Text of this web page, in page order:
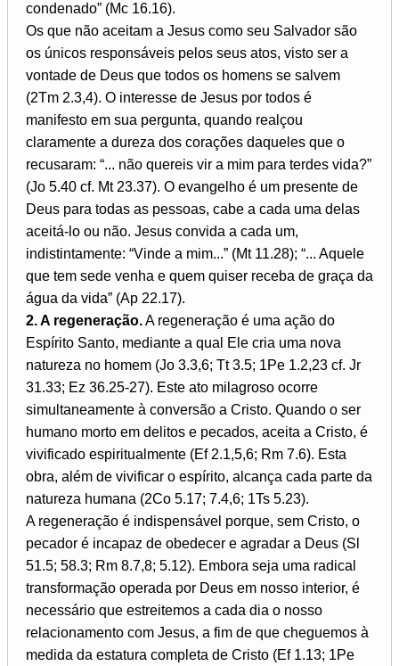
condenado” (Mc 16.16).
Os que não aceitam a Jesus como seu Salvador são
os únicos responsáveis pelos seus atos, visto ser a
vontade de Deus que todos os homens se salvem
(2Tm 2.3,4). O interesse de Jesus por todos é
manifesto em sua pergunta, quando realçou
claramente a dureza dos corações daqueles que o
recusaram: “... não quereis vir a mim para terdes vida?”
(Jo 5.40 cf. Mt 23.37). O evangelho é um presente de
Deus para todas as pessoas, cabe a cada uma delas
aceitá-lo ou não. Jesus convida a cada um,
indistintamente: “Vinde a mim...” (Mt 11.28); “... Aquele
que tem sede venha e quem quiser receba de graça da
água da vida” (Ap 22.17).
2. A regeneração.A regeneração é uma ação do
Espírito Santo, mediante a qual Ele cria uma nova
natureza no homem (Jo 3.3,6; Tt 3.5; 1Pe 1.2,23 cf. Jr
31.33; Ez 36.25-27). Este ato milagroso ocorre
simultaneamente à conversão a Cristo. Quando o ser
humano morto em delitos e pecados, aceita a Cristo, é
vivificado espiritualmente (Ef 2.1,5,6; Rm 7.6). Esta
obra, além de vivificar o espírito, alcança cada parte da
natureza humana (2Co 5.17; 7.4,6; 1Ts 5.23).
A regeneração é indispensável porque, sem Cristo, o
pecador é incapaz de obedecer e agradar a Deus (Sl
51.5; 58.3; Rm 8.7,8; 5.12). Embora seja uma radical
transformação operada por Deus em nosso interior, é
necessário que estreitemos a cada dia o nosso
relacionamento com Jesus, a fim de que cheguemos à
medida da estatura completa de Cristo (Ef 1.13; 1Pe